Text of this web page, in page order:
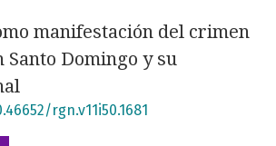
manifestación del crimen
Santo Domingo y su
rgn.v11i50.1681